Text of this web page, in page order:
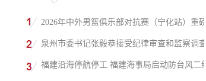
2026年中外男篮俱乐部对抗赛（宁化站）重磅
来袭！抢票通道即将开启→
泉州市委书记张毅恭接受纪律审查和监察调查
福建沿海停航停工 福建海事局启动防台风二级